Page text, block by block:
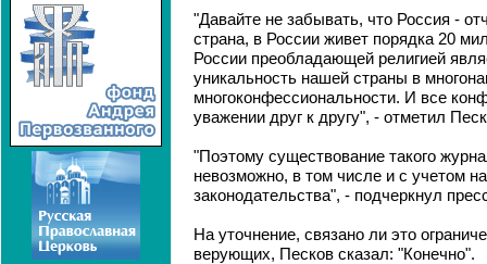
"Давайте не забывать, что Россия -
страна, в России живет порядка 20
России преобладающей религией
уникальность нашей страны в
многоконфессиональности. И все
уважении друг к другу", - отметил
"Поэтому существование такого
невозможно, в том числе и с учетом
законодательства", - подчеркнул
На уточнение, связано ли это
верующих, Песков сказал: "Конечно".